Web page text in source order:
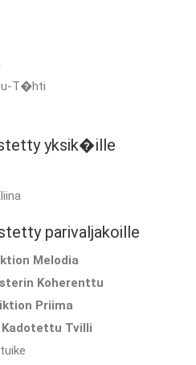
T�hti
yksik�ille
parivaljakoille
Melodia
Koherenttu
Priima
Kadotettu Tvilli